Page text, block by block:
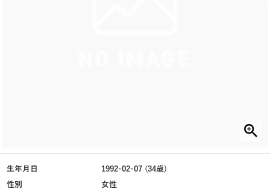
生年月日
1992-02-07 (34歳)
性別
女性